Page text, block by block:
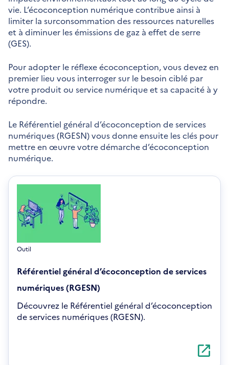
vie. L’écoconception numérique contribue ainsi à
limiter la surconsommation des ressources naturelles
et à diminuer les émissions de gaz à effet de serre
(GES).
Pour adopter le réflexe écoconception, vous devez en
premier lieu vous interroger sur le besoin ciblé par
votre produit ou service numérique et sa capacité à y
répondre.
Le Référentiel général d’écoconception de services
numériques (RGESN) vous donne ensuite les clés pour
mettre en œuvre votre démarche d’écoconception
numérique.
Outil
Référentiel général d’écoconception de services
numériques (RGESN)
Découvrez le Référentiel général d’écoconception
de services numériques (RGESN).